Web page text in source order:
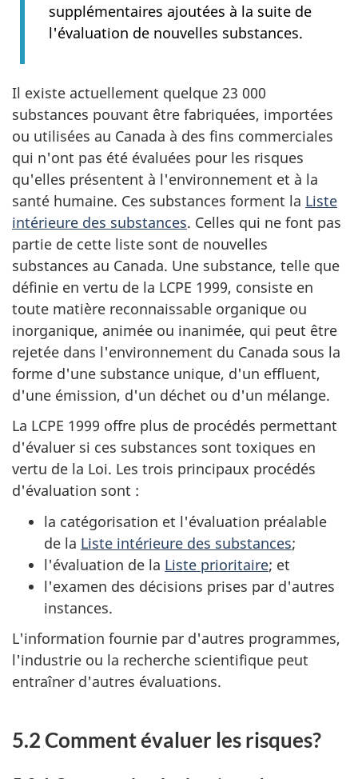
supplémentaires ajoutées à la suite de
l'évaluation de nouvelles substances.
Il existe actuellement quelque 23 000
substances pouvant être fabriquées, importées
ou utilisées au Canada à des fins commerciales
qui n'ont pas été évaluées pour les risques
qu'elles présentent à l'environnement et à la
santé humaine. Ces substances forment la Liste
intérieure des substances. Celles qui ne font pas
partie de cette liste sont de nouvelles
substances au Canada. Une substance, telle que
définie en vertu de la LCPE 1999, consiste en
toute matière reconnaissable organique ou
inorganique, animée ou inanimée, qui peut être
rejetée dans l'environnement du Canada sous la
forme d'une substance unique, d'un effluent,
d'une émission, d'un déchet ou d'un mélange.
La LCPE 1999 offre plus de procédés permettant
d'évaluer si ces substances sont toxiques en
vertu de la Loi. Les trois principaux procédés
d'évaluation sont :
la catégorisation et l'évaluation préalable
de la Liste intérieure des substances;
l'évaluation de la Liste prioritaire; et
l'examen des décisions prises par d'autres
instances.
L'information fournie par d'autres programmes,
l'industrie ou la recherche scientifique peut
entraîner d'autres évaluations.
5.2 Comment évaluer les risques?